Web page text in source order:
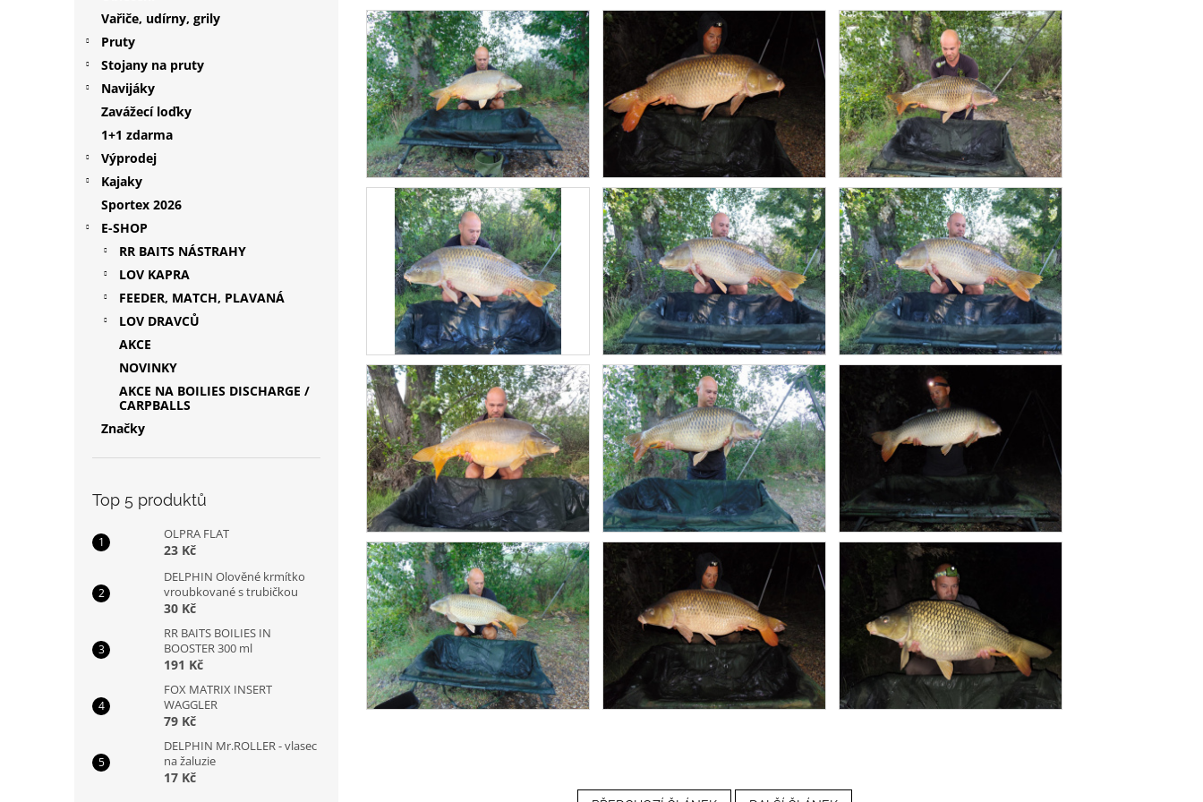
Vařiče, udírny, grily
Pruty
Stojany na pruty
Navijáky
Zavážecí loďky
1+1 zdarma
Výprodej
Kajaky
Sportex 2026
E-SHOP
RR BAITS NÁSTRAHY
LOV KAPRA
FEEDER, MATCH, PLAVANÁ
LOV DRAVCŮ
AKCE
NOVINKY
AKCE NA BOILIES DISCHARGE /
CARPBALLS
Značky
Top 5 produktů
OLPRA FLAT
23 Kč
DELPHIN Olověné krmítko
vroubkované s trubičkou
30 Kč
RR BAITS BOILIES IN
BOOSTER 300 ml
191 Kč
FOX MATRIX INSERT
WAGGLER
79 Kč
DELPHIN Mr.ROLLER - vlasec
na žaluzie
17 Kč